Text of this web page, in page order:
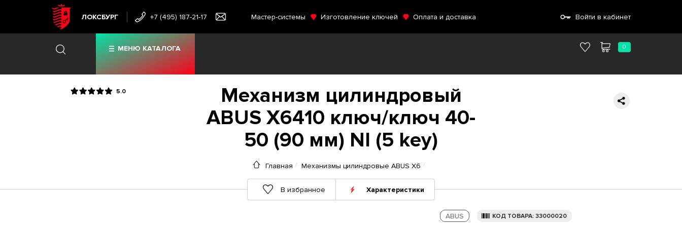
ЛОКСБУРГ +7 (495) 187-21-17 Мастер-системы Изготовление ключей Оплата и доставка Войти в кабинет
МЕНЮ КАТАЛОГА 0
5.0
Механизм цилиндровый
ABUS X6410 ключ/ключ 40-
50 (90 мм) NI (5 key)
Главная Механизмы цилиндровые ABUS X6
В избранное Характеристики
ABUS КОД ТОВАРА: 33000020